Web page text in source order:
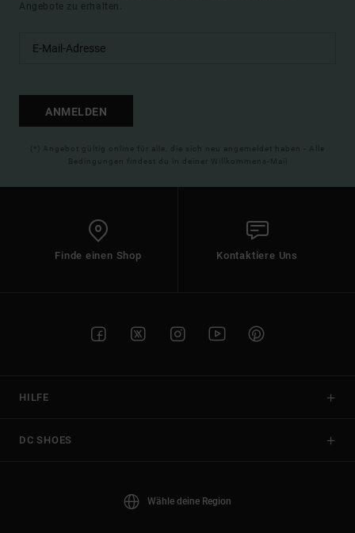
Angebote zu erhalten.
ANMELDEN
(*) Angebot gültig online für alle, die sich neu angemeldet haben - Alle
Bedingungen findest du in deiner Willkommens-Mail
Finde einen Shop Kontaktiere Uns
HILFE
DC SHOES
Wähle deine Region